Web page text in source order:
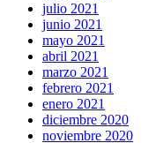
julio 2021
junio 2021
mayo 2021
abril 2021
marzo 2021
febrero 2021
enero 2021
diciembre 2020
noviembre 2020